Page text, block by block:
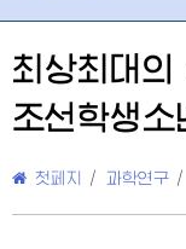
최상최대
조선학생소
첫페지 / 과학연구 /